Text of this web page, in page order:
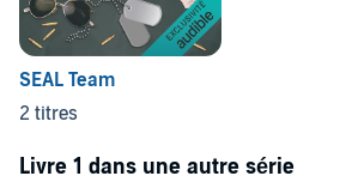
SEAL Team
2 titres
Livre 1 dans une autre série